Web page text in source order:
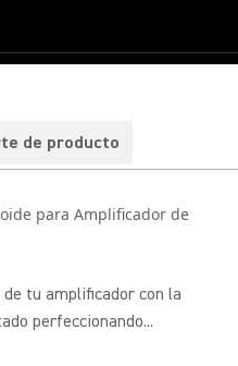
de producto
para Amplificador de
tu amplificador con la
perfeccionando...